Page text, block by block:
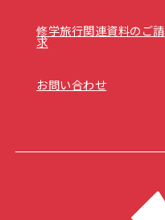
修学旅行関連資料のご請
求
お問い合わせ